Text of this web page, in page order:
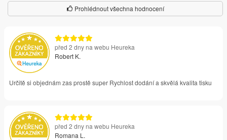
Prohlédnout všechna hodnocení
před 2 dny na webu Heureka
Robert K.
Určitě si objednám zas prostě super Rychlost dodání a skvělá kvalita tisku
před 2 dny na webu Heureka
Romana L.